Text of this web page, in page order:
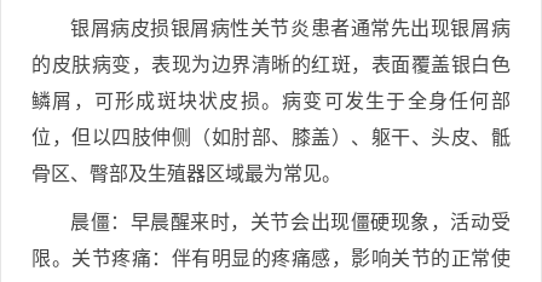
银屑病皮损银屑病性关节炎患者通常先出现银屑病
的皮肤病变，表现为边界清晰的红斑，表面覆盖银白色
鳞屑，可形成斑块状皮损。病变可发生于全身任何部
位，但以四肢伸侧（如肘部、膝盖）、躯干、头皮、骶
骨区、臀部及生殖器区域最为常见。
晨僵：早晨醒来时，关节会出现僵硬现象，活动受
限。关节疼痛：伴有明显的疼痛感，影响关节的正常使